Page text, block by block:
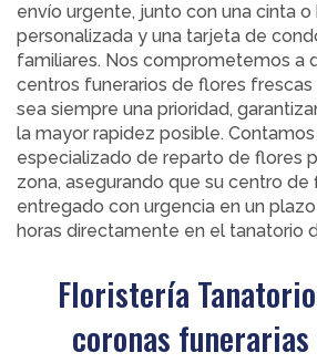
envío urgente, junto con una cinta
personalizada y una tarjeta de
familiares. Nos comprometemos a
centros funerarios de flores frescas
sea siempre una prioridad,
la mayor rapidez posible.
especializado de reparto de flores
zona, asegurando que su centro de
entregado con urgencia en un
horas directamente en el tanatorio
Floristería
coronas